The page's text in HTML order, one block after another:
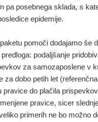
pa posebnega sklada, s
epidemije.
pomoči dodajamo še
podaljšanje
za samozaposlene v
za dobo petih let
pravice do plačila
pravice, sicer
primerih ne bo možno